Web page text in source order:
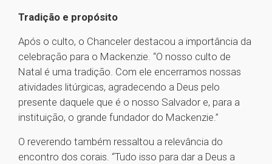
Tradição e propósito
Após o culto, o Chanceler destacou a importância da
celebração para o Mackenzie. “O nosso culto de
Natal é uma tradição. Com ele encerramos nossas
atividades litúrgicas, agradecendo a Deus pelo
presente daquele que é o nosso Salvador e, para a
instituição, o grande fundador do Mackenzie.”
O reverendo também ressaltou a relevância do
encontro dos corais. “Tudo isso para dar a Deus a